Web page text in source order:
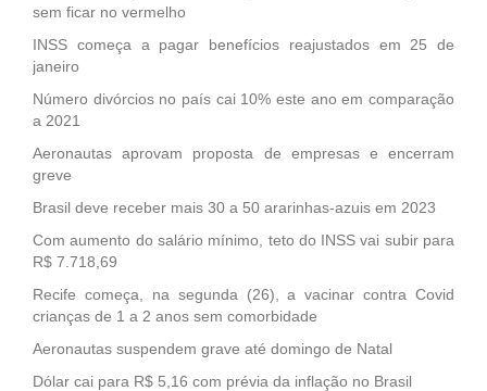
sem ficar no vermelho
INSS começa a pagar benefícios reajustados em 25 de
janeiro
Número divórcios no país cai 10% este ano em comparação
a 2021
Aeronautas aprovam proposta de empresas e encerram
greve
Brasil deve receber mais 30 a 50 ararinhas-azuis em 2023
Com aumento do salário mínimo, teto do INSS vai subir para
R$ 7.718,69
Recife começa, na segunda (26), a vacinar contra Covid
crianças de 1 a 2 anos sem comorbidade
Aeronautas suspendem grave até domingo de Natal
Dólar cai para R$ 5,16 com prévia da inflação no Brasil